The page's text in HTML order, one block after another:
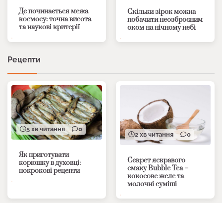
Де починається межа
космосу: точна висота
та наукові критерії
Скільки зірок можна
побачити неозброєним
оком на нічному небі
Рецепти
5 хв читання 0
Як приготувати
корюшку в духовці:
покрокові рецепти
2 хв читання 0
Секрет яскравого
смаку Bubble Tea –
кокосове желе та
молочні суміші